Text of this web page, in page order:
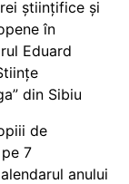
științifice și
în
Eduard
din Sibiu
de
7
anului